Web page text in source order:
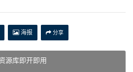
海报 分享
源库即开即用